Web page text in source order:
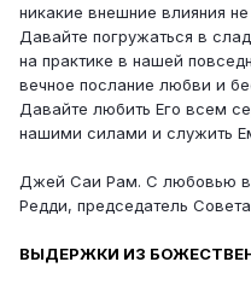
никакие внешние влияния
Давайте погружаться в
на практике в нашей
вечное послание любви и
Давайте любить Его всем
нашими силами и служить
Джей Саи Рам. С любовью в
Редди, председатель
ВЫДЕРЖКИ ИЗ